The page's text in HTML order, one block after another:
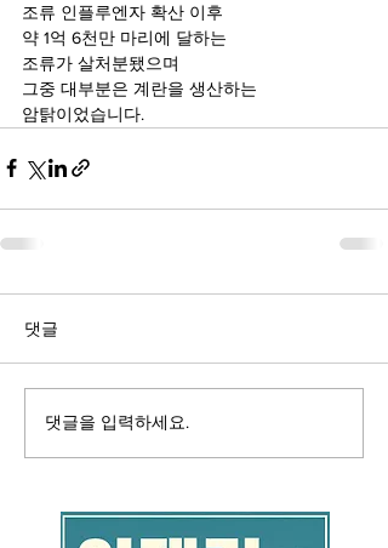
조류 인플루엔자 확산 이후
약 1억 6천만 마리에 달하는
조류가 살처분됐으며
그중 대부분은 계란을 생산하는
암탉이었습니다.
댓글
댓글을 입력하세요.